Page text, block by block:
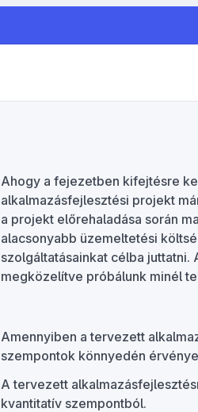
Ahogy a fejezetben kifejtésre
alkalmazásfejlesztési projekt
a projekt előrehaladása során
alacsonyabb üzemeltetési
szolgáltatásainkat célba
megközelítve próbálunk minél
Amennyiben a tervezett
szempontok könnyedén
A tervezett
kvantitatív szempontból.